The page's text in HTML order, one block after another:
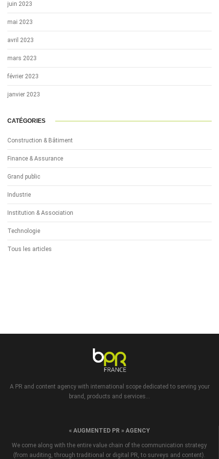
juin 2023
mai 2023
avril 2023
mars 2023
février 2023
janvier 2023
CATÉGORIES
Construction & Bâtiment
Finance & Assurance
Grand public
Industrie
Institution & Association
Technologie
Tous les articles
A PR and content agency with international scope dedicated to serving your
brand, products and services...
« AUGMENTED PR » AGENCY
We come along with the entire value chain of the communication strategy
(from auditing, through traditional or digital PR, to surveys and content).